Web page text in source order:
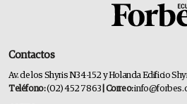
Contactos
Av. de los Shyris N34-152 y Holanda Edificio
Teléfono:(02) 452 7863 | Correo: